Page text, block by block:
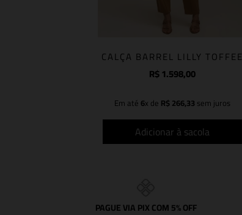
CALÇA BARREL LILLY TOFFEE
R$1.598,00
Em até 6x de R$266,33 sem juros
Adicionar à sacola
PAGUE VIA PIX COM 5% OFF